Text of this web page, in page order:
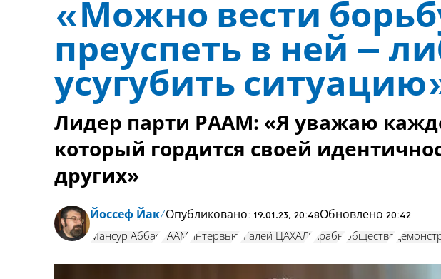
«Можно вести
преуспеть в ней –
усугубить
Лидер парти РААМ: «Я уважаю
который гордится своей
других»
Йоссеф Йак Опубликовано: 19.01.23, 20:48Обновлено 20:42
Мансур Аббас РААМ интервью "Галей ЦАХАЛ" Арабы общество